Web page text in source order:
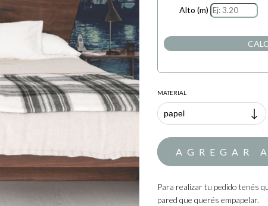
Alto (m)
MATERIAL
Para realizar tu pedido tenés
pared que querés empapelar.